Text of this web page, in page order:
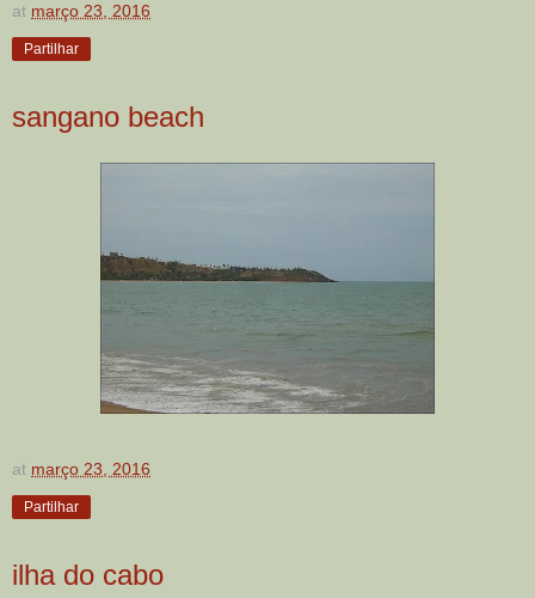
at março 23, 2016
Partilhar
sangano beach
at março 23, 2016
Partilhar
ilha do cabo